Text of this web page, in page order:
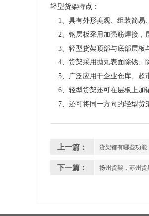
轻型货架特点：
1、具有外形美观、组装简易
2、钢层板采用加强筋焊接，
3、轻型货架顶部与底部层板
4、货架采用抛丸表面除锈、
5、广泛应用于企业仓库、超
6、轻型货架还可在层板上加
7、还可将同一方向的轻型货
上一篇： 货架都有哪些功能
下一篇： 扬州货架，苏州